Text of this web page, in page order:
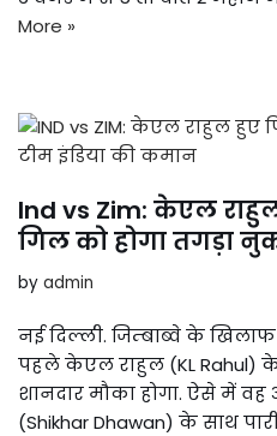
More »
Ind vs Zim: केएल
गिल को होगा तगड़ा
by admin
नई दिल्ली. जिम्बाब्वे के
पहले केएल राहुल (KL
शानदार मौका होगा. ऐसे में
(Shikhar Dhawan) के साथ